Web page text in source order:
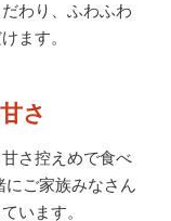
わり、ふわふわ
ます。
さ
さ控えめで食べ
にご家族みなさん
います。